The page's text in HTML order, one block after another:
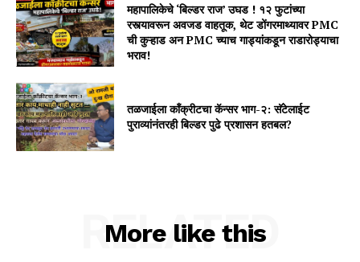
महापालिकेचे ‘बिल्डर राज’ उघड ! १२ फुटांच्या
रस्त्यावरून अवजड वाहतूक, थेट डोंगरमाथ्यावर PMC
ची कुऱ्हाड अन PMC च्याच गाड्यांकडून राडारोड्याचा
भराव!
तळजाईला कॉंक्रीटचा कॅन्सर भाग-२: सॅटेलाईट
पुराव्यांनंतरही बिल्डर पुढे प्रशासन हतबल?
More like this
RELATED